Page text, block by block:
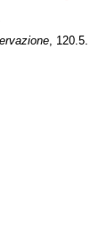
, 120.5.